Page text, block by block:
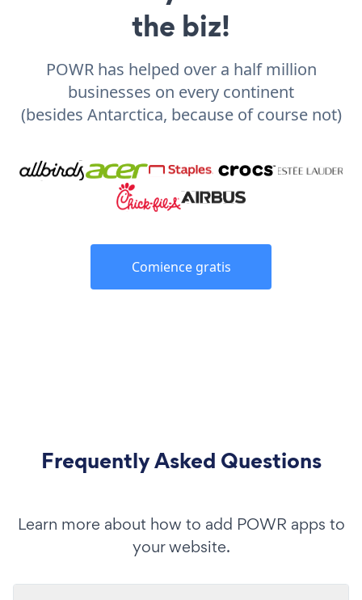
the biz!
POWR has helped over a half million
businesses on every continent
(besides Antarctica, because of course not)
Comience gratis
Frequently Asked Questions
Learn more about how to add POWR apps to
your website.